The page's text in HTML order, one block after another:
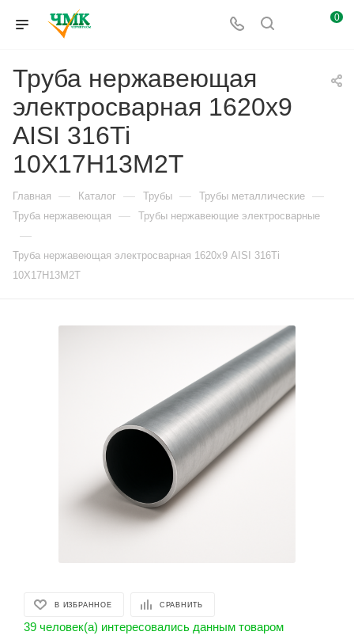
0
Труба нержавеющая
электросварная 1620х9
AISI 316Ti
10Х17Н13М2Т
Главная — Каталог — Трубы — Трубы металлические —
Труба нержавеющая — Трубы нержавеющие электросварные
—
Труба нержавеющая электросварная 1620х9 AISI 316Ti
10Х17Н13М2Т
В ИЗБРАННОЕ СРАВНИТЬ
39 человек(а) интересовались данным товаром